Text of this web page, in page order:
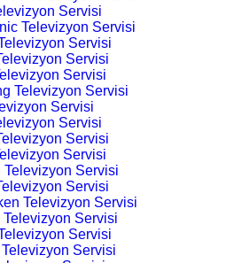
Servisi
Televizyon Servisi
Servisi
Servisi
Servisi
Televizyon Servisi
Servisi
Servisi
Servisi
Servisi
Televizyon Servisi
Servisi
Televizyon Servisi
Televizyon Servisi
Servisi
Servisi